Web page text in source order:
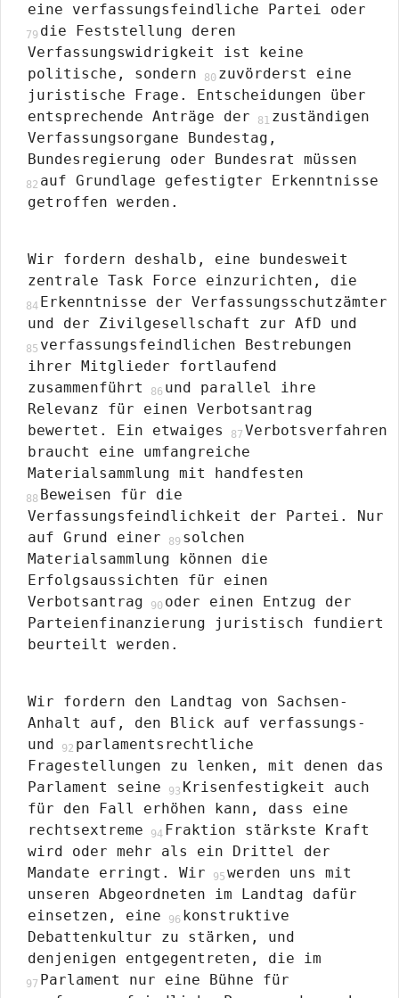
eine verfassungsfeindliche Partei oder
die Feststellung deren
Verfassungswidrigkeit ist keine
politische, sondern
zuvörderst eine
juristische Frage. Entscheidungen über
entsprechende Anträge der
zuständigen
Verfassungsorgane Bundestag,
Bundesregierung oder Bundesrat müssen
auf Grundlage gefestigter Erkenntnisse
getroffen werden.
Wir fordern deshalb, eine bundesweit
zentrale Task Force einzurichten, die
Erkenntnisse der Verfassungsschutzämter
und der Zivilgesellschaft zur AfD und
verfassungsfeindlichen Bestrebungen
ihrer Mitglieder fortlaufend
zusammenführt
und parallel ihre
Relevanz für einen Verbotsantrag
bewertet. Ein etwaiges
Verbotsverfahren
braucht eine umfangreiche
Materialsammlung mit handfesten
Beweisen für die
Verfassungsfeindlichkeit der Partei. Nur
auf Grund einer
solchen
Materialsammlung können die
Erfolgsaussichten für einen
Verbotsantrag
oder einen Entzug der
Parteienfinanzierung juristisch fundiert
beurteilt werden.
Wir fordern den Landtag von Sachsen-
Anhalt auf, den Blick auf verfassungs-
und
parlamentsrechtliche
Fragestellungen zu lenken, mit denen das
Parlament seine
Krisenfestigkeit auch
für den Fall erhöhen kann, dass eine
rechtsextreme
Fraktion stärkste Kraft
wird oder mehr als ein Drittel der
Mandate erringt. Wir
werden uns mit
unseren Abgeordneten im Landtag dafür
einsetzen, eine
konstruktive
Debattenkultur zu stärken, und
denjenigen entgegentreten, die im
Parlament nur eine Bühne für